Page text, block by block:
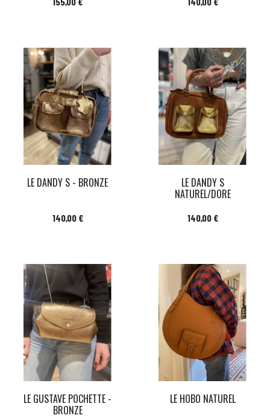
LE DANDY S - BRONZE
Prix
140,00 €
LE DANDY S
NATUREL/DORE
Prix
140,00 €
LE GUSTAVE POCHETTE -
BRONZE
LE HOBO NATUREL